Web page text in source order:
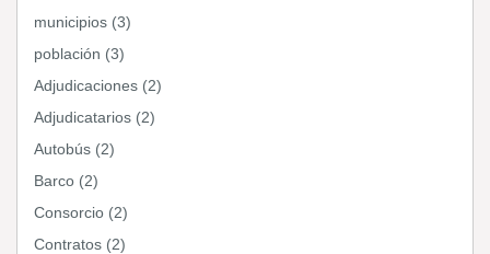
municipios (3)
población (3)
Adjudicaciones (2)
Adjudicatarios (2)
Autobús (2)
Barco (2)
Consorcio (2)
Contratos (2)